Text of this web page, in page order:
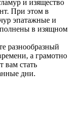
и изящество
При этом в
эпатажные и
в изящном
разнообразный
а грамотно
вам стать
дни.